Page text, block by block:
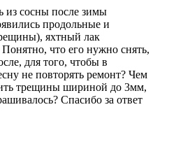
из сосны после зимы
продольные и
яхтный лак
что его нужно снять,
для того, чтобы в
не повторять ремонт? Чем
трещины шириной до 3мм,
Спасибо за ответ